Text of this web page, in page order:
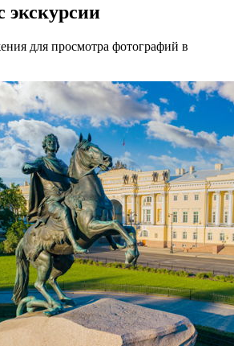
экскурсии
для просмотра фотографий в